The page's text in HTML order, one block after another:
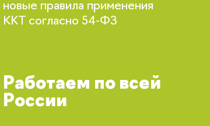
новые правила применения
ККТ согласно 54-ФЗ
Работаем по всей
России
Вернуться
заказов и получать индивидуальные
рекомендации